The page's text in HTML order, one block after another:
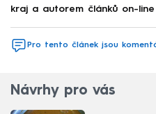
kraj a autorem článků on-
Pro tento článek jsou
Návrhy pro vás